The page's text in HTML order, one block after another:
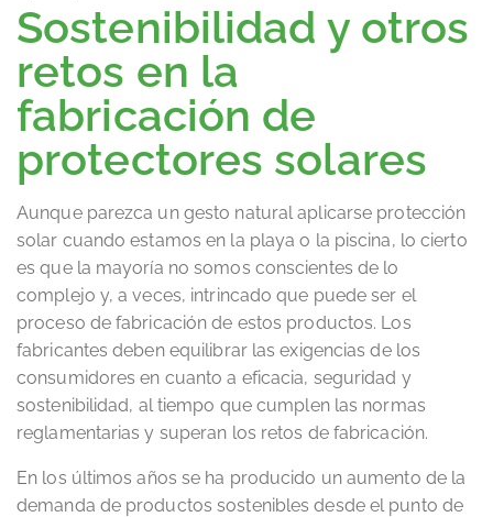
Sostenibilidad y otros
retos en la
fabricación de
protectores solares
Aunque parezca un gesto natural aplicarse protección
solar cuando estamos en la playa o la piscina, lo cierto
es que la mayoría no somos conscientes de lo
complejo y, a veces, intrincado que puede ser el
proceso de fabricación de estos productos. Los
fabricantes deben equilibrar las exigencias de los
consumidores en cuanto a eficacia, seguridad y
sostenibilidad, al tiempo que cumplen las normas
reglamentarias y superan los retos de fabricación.
En los últimos años se ha producido un aumento de la
demanda de productos sostenibles desde el punto de